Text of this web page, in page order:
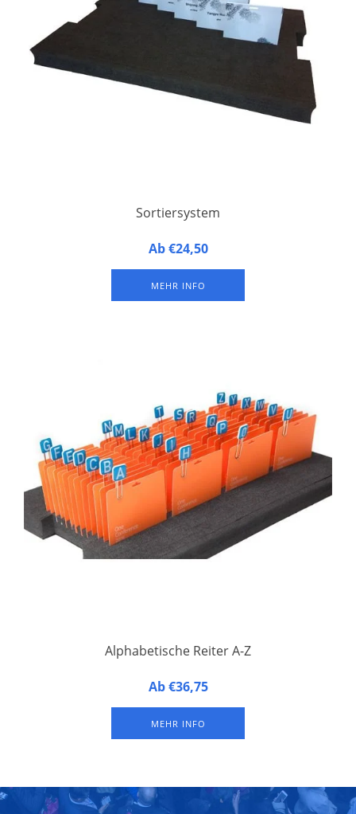
Sortiersystem
Sortiersystem aus Kunststoffschaum
Ab €24,50
MEHR INFO
Alphabetische Reiter A-Z
Alphabetische Reiter für Namensschilder. Set bestehend aus
Ab €36,75
MEHR INFO